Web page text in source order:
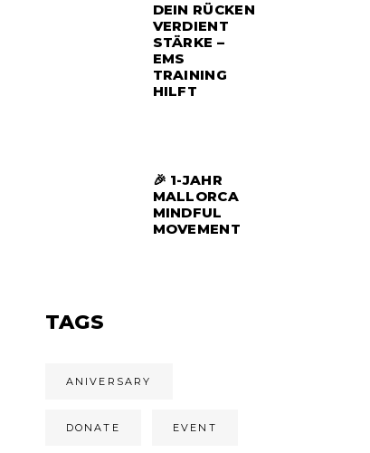
DEIN RÜCKEN
VERDIENT
STÄRKE –
EMS
TRAINING
HILFT
🎉 1-JAHR
MALLORCA
MINDFUL
MOVEMENT
TAGS
ANIVERSARY
DONATE EVENT